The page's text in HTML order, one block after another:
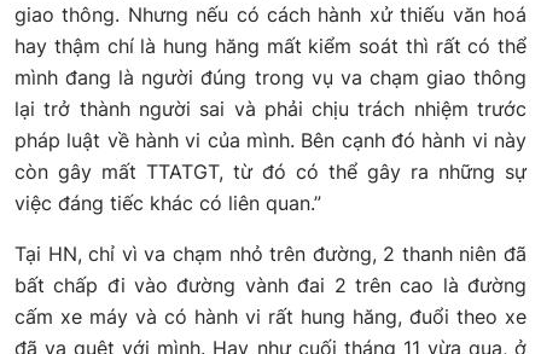
giao thông. Nhưng nếu có cách hành xử thiếu văn hoá
hay thậm chí là hung hăng mất kiểm soát thì rất có thể
mình đang là người đúng trong vụ va chạm giao thông
lại trở thành người sai và phải chịu trách nhiệm trước
pháp luật về hành vi của mình. Bên cạnh đó hành vi này
còn gây mất TTATGT, từ đó có thể gây ra những sự
việc đáng tiếc khác có liên quan.”
Tại HN, chỉ vì va chạm nhỏ trên đường, 2 thanh niên đã
bất chấp đi vào đường vành đai 2 trên cao là đường
cấm xe máy và có hành vi rất hung hăng, đuổi theo xe
đã va quệt với mình. Hay như cuối tháng 11 vừa qua, ở